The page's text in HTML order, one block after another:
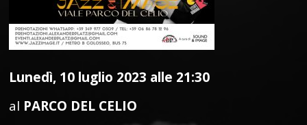
Lunedì, 10 luglio 2023 alle 21:30
al PARCO DEL CELIO